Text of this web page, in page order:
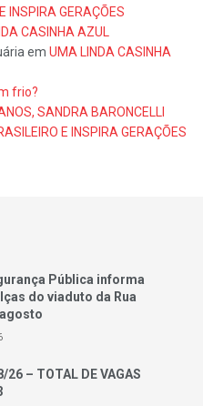
INSPIRA GERAÇÕES
CASINHA AZUL
em UMA LINDA CASINHA
frio?
SANDRA BARONCELLI
E INSPIRA GERAÇÕES
Pública informa
do viaduto da Rua
26 – TOTAL DE VAGAS